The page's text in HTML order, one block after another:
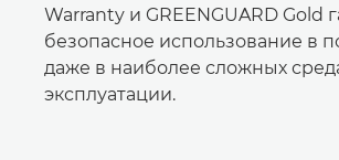
Warranty и GREENGUARD Gold
безопасное использование в
даже в наиболее сложных
эксплуатации.